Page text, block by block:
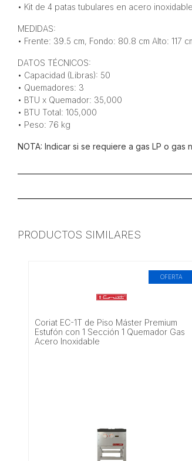
• Kit de 4 patas tubulares en acero
MEDIDAS:
• Frente: 39.5 cm, Fondo: 80.8 cm Alto: 117
DATOS TÉCNICOS:
• Capacidad (Libras): 50
• Quemadores: 3
• BTU x Quemador: 35,000
• BTU Total: 105,000
• Peso: 76 kg
NOTA: Indicar si se requiere a gas LP o gas
PRODUCTOS SIMILARES
OFERTA
Coriat EC-1T de Piso Máster Premium
Estufón con 1 Sección 1 Quemador Gas
Acero Inoxidable